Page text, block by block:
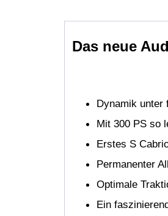
Das neue
Dynamik unter
Mit 300 PS so
Erstes S
Permanenter
Optimale
Ein